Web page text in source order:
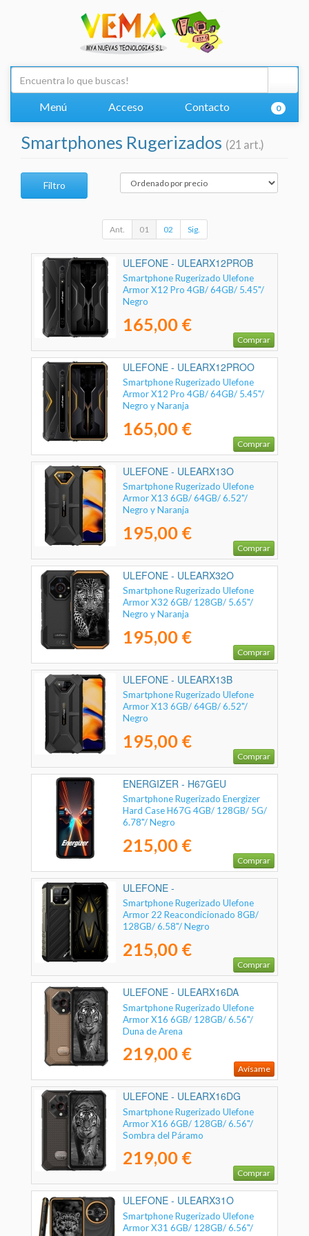
Menú Acceso Contacto 0
Smartphones Rugerizados (21 art.)
Filtro
Ant. 01 02 Sig.
ULEFONE - ULEARX12PROB
Smartphone Rugerizado Ulefone
Armor X12 Pro 4GB/ 64GB/ 5.45"/
Negro
165,00 €
Comprar
ULEFONE - ULEARX12PROO
Smartphone Rugerizado Ulefone
Armor X12 Pro 4GB/ 64GB/ 5.45"/
Negro y Naranja
165,00 €
Comprar
ULEFONE - ULEARX13O
Smartphone Rugerizado Ulefone
Armor X13 6GB/ 64GB/ 6.52"/
Negro y Naranja
195,00 €
Comprar
ULEFONE - ULEARX32O
Smartphone Rugerizado Ulefone
Armor X32 6GB/ 128GB/ 5.65"/
Negro y Naranja
195,00 €
Comprar
ULEFONE - ULEARX13B
Smartphone Rugerizado Ulefone
Armor X13 6GB/ 64GB/ 6.52"/
Negro
195,00 €
Comprar
ENERGIZER - H67GEU
Smartphone Rugerizado Energizer
Hard Case H67G 4GB/ 128GB/ 5G/
6.78"/ Negro
215,00 €
Comprar
ULEFONE -
Smartphone Rugerizado Ulefone
Armor 22 Reacondicionado 8GB/
128GB/ 6.58"/ Negro
215,00 €
Comprar
ULEFONE - ULEARX16DA
Smartphone Rugerizado Ulefone
Armor X16 6GB/ 128GB/ 6.56"/
Duna de Arena
219,00 €
Avísame
ULEFONE - ULEARX16DG
Smartphone Rugerizado Ulefone
Armor X16 6GB/ 128GB/ 6.56"/
Sombra del Páramo
219,00 €
Comprar
ULEFONE - ULEARX31O
Smartphone Rugerizado Ulefone
Armor X31 6GB/ 128GB/ 6.56"/